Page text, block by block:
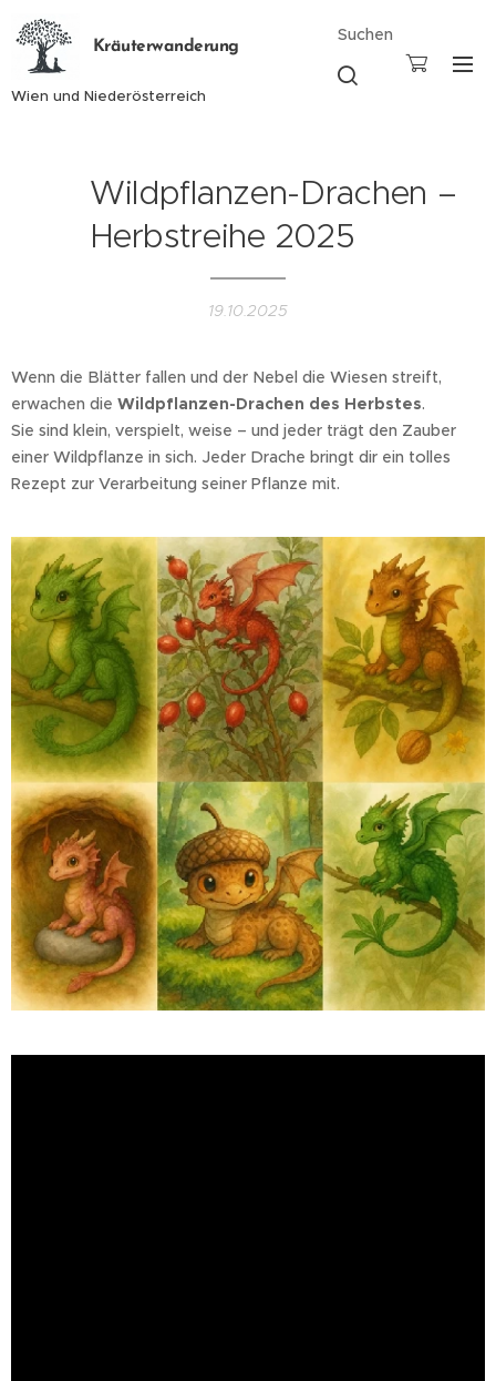
Kräuterwanderung
Wien und Niederösterreich
Suchen
🍂 Wildpflanzen-Drachen –
Herbstreihe 2025 🐉
19.10.2025
Wenn die Blätter fallen und der Nebel die Wiesen streift,
erwachen die Wildpflanzen-Drachen des Herbstes.
Sie sind klein, verspielt, weise – und jeder trägt den Zauber
einer Wildpflanze in sich. Jeder Drache bringt dir ein tolles
Rezept zur Verarbeitung seiner Pflanze mit.